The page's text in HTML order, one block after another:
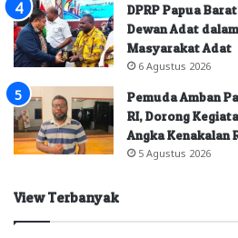
DPRP Papua
Dewan Adat
Masyarakat Adat
6 Agustus 2026
Pemuda Amban
RI, Dorong
Angka Kenakalan
5 Agustus 2026
View Terbanyak